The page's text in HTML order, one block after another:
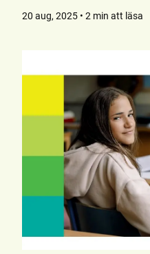
20 aug, 2025 • 2 min att läsa